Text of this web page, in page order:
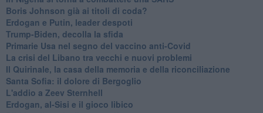
Boris Johnson già ai titoli di coda?
Erdogan e Putin, leader despoti
Trump-Biden, decolla la sfida
Primarie Usa nel segno del vaccino anti-Covid
La crisi del Libano tra vecchi e nuovi problemi
Il Quirinale, la casa della memoria e della riconciliazione
Santa Sofia: il dolore di Bergoglio
L'addio a ​Zeev Sternhell
Erdogan, al-Sisi e il gioco libico